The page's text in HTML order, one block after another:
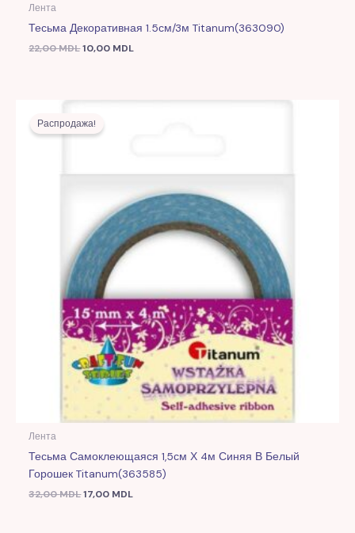
Лента
Тесьма Декоративная 1.5см/3м Titanum(363090)
22,00MDL10,00 MDL
Распродажа!
Лента
Тесьма Самоклеющаяся 1,5см Х 4м Синяя В Белый
Горошек Titanum(363585)
32,00MDL
цена
составляла
17,00 MDL